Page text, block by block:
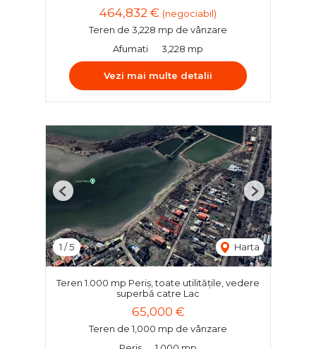
464,832 € (negociabil)
Teren de 3,228 mp de vânzare
Afumati
3,228 mp
Vezi mai multe detalii
1 /5 Harta
Previous Next
Teren 1.000 mp Periș, toate utilitățile, vedere
superbă catre Lac
65,000 €
Teren de 1,000 mp de vânzare